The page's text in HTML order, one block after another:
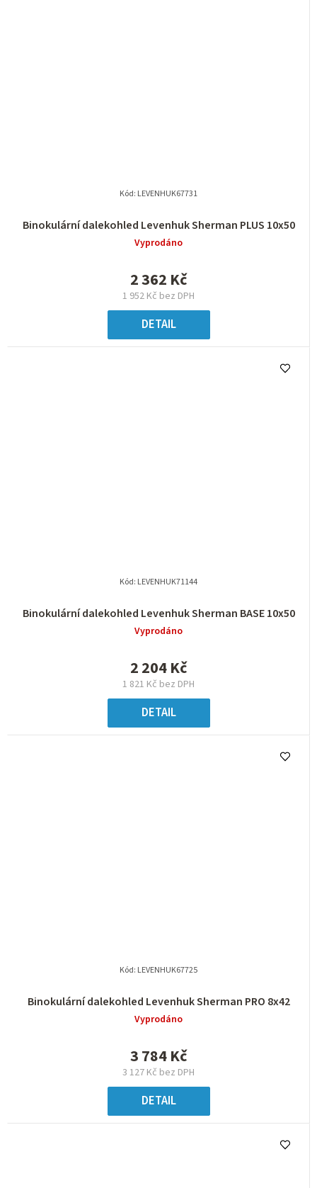
Binokulární dalekohled Levenhuk Sherman PLUS 10x50
Vyprodáno
1 952 Kč bez DPH
2 362 Kč
DETAIL
Kód: LEVENHUK67731
Binokulární dalekohled Levenhuk Sherman BASE 10x50
Vyprodáno
1 821 Kč bez DPH
2 204 Kč
DETAIL
Kód: LEVENHUK71144
Binokulární dalekohled Levenhuk Sherman PRO 8x42
Vyprodáno
3 127 Kč bez DPH
3 784 Kč
DETAIL
Kód: LEVENHUK67725